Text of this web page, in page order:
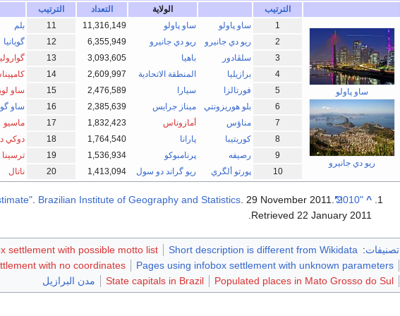
الترتيب الولاية التعداد الترتيب
ساو پاولو
ريو دي جانيرو
1 ساو پاولو ساو پاولو 11,316,149
11
بلم
2
ريو دي جانيرو ريو دي جانيرو 6,355,949
12
گويانيا
3
سلڤادور باهيا 3,093,605
13
4
برازيليا المنطقة الاتحادية 2,609,997
14
5
فورتالزا سيارا 2,476,589
15
ساو
6
بلو هوريزونتي ميناز جرايس 2,385,639
16
ساو
7
مناؤس أمازوناس 1,832,423
17
ماسيو
8
كوريتيبا پارانا 1,764,540
18
دوكي
9
رصيفه پرنامبوكو 1,536,934
19
ترسينا
10
پورتو ألگري ريو گراند دو سول 1,413,094
20 ناتال
^
"2010 Brazilian Institute of Geography and Statistics estimate"
. Brazilian Institute of Geography and Statistics. 29 November 2011.
Retrieved22 January 2011
.
تصنيفات:
Short description is different from Wikidata
settlement with possible motto list
Pages using infobox settlement with unknown parameters
with no coordinates
Populated places in Mato Grosso do Sul
State capitals in Brazil مدن البرازيل